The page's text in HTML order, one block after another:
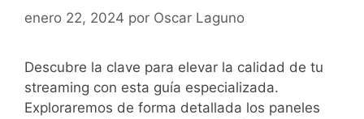
enero 22, 2024 por Oscar Laguno
Descubre la clave para elevar la calidad de tu
streaming con esta guía especializada.
Exploraremos de forma detallada los paneles